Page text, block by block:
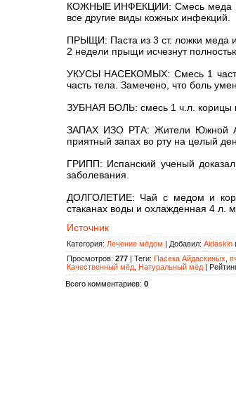
КОЖНЫЕ ИНФЕКЦИИ: Смесь меда и
все другие виды кожных инфекций.
ПРЫЩИ: Паста из 3 ст. ложки меда
2 недели прыщи исчезнут
УКУСЫ НАСЕКОМЫХ: Смесь 1 части
часть тела. Замечено, что боль
ЗУБНАЯ БОЛЬ: смесь 1 ч.л. корицы
ЗАПАХ ИЗО РТА: Жители Южной
приятный запах во рту на целый
ГРИПП: Испанский ученый
заболевания.
ДОЛГОЛЕТИЕ: Чай с медом и
стаканах воды и охлажденная 4 л.
Источник
Категория: Лечение мёдом | Добавил: Aidaskin
Просмотров: 277| Теги: Пасека Айдаскиных
Качественный мёд, Натуральный мёд|
Всего комментариев: 0